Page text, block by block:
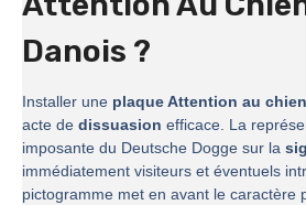
Danois ?
Installer une plaque Attention au
acte de dissuasion efficace. La
imposante du Deutsche Dogge sur la
immédiatement visiteurs et éventuels
pictogramme met en avant le caractère